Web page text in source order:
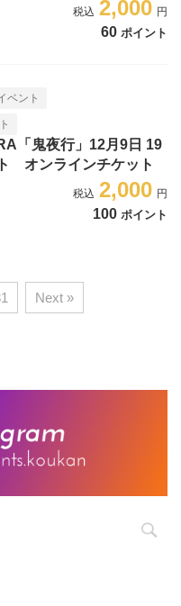
2,000
60 ポイント
ベント
「鬼夜行」12月9日 19
オンラインチケット
2,000
100 ポイント
Next »